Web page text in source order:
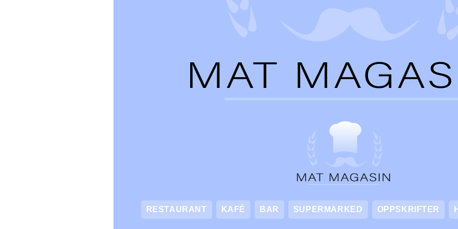
RESTAURANT KAFÉ BAR SUPERMARKED OPPSKRIFTER